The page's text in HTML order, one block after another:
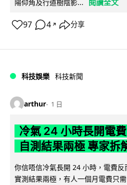
陽仰角及行道樹陰影...
閱讀全文
97 4 ↗ 分享
科技娛樂 科技新聞
arthur 1 日
冷氣 24 小時長開電
自測結果兩極 專家拆
你信唔信冷氣長開 24 小時，電費
實測結果兩極，有人一個月電費只